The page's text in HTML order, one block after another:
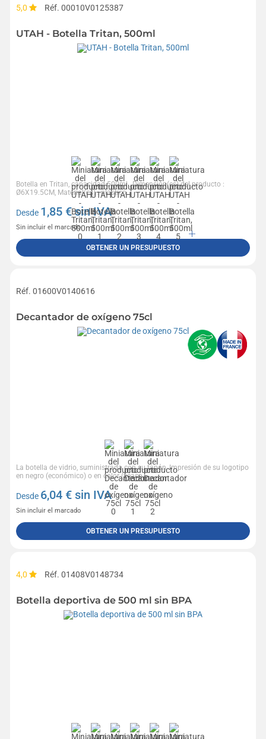
5,0 Réf. 00010V0125387
UTAH - Botella Tritan, 500ml
Botella en Tritan, capacidad 500ml., Dimensión(es) del producto :
Ø6X19.5CM, Material(es) : plástico
Desde 1,85 € sin IVA
Sin incluir el marcado
OBTENER UN PRESUPUESTO
Réf. 01600V0140616
Decantador de oxígeno 75cl
La botella de vidrio, suministrada con su tapón, Impresión de su logotipo
en negro (económico) o en color (véase...
Desde 6,04 € sin IVA
Sin incluir el marcado
OBTENER UN PRESUPUESTO
4,0 Réf. 01408V0148734
Botella deportiva de 500 ml sin BPA